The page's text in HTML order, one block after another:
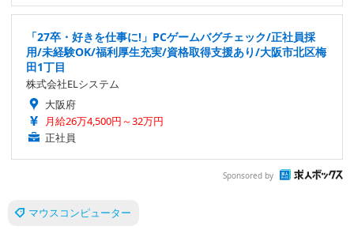
「27卒・好きを仕事に!」PCゲームバグチェック/正社員採
用/未経験OK/福利厚生充実/資格取得支援あり/大阪市北区梅
田1丁目
株式会社ELシステム
大阪府
月給26万4,500円～32万円
正社員
Sponsored by
マウスコンピューター